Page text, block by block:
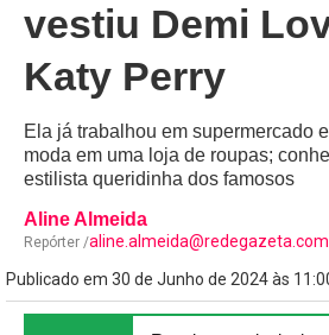
vestiu Demi
Katy Perry
Ela já trabalhou em supermercado
moda em uma loja de roupas;
estilista queridinha dos famosos
Aline Almeida
Repórter /
Publicado em 30 de Junho de 2024 às